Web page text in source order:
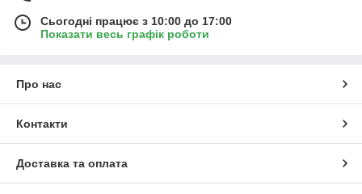
Сьогодні працює з 10:00 до 17:00
Показати весь графік роботи
Про нас
Контакти
Доставка та оплата